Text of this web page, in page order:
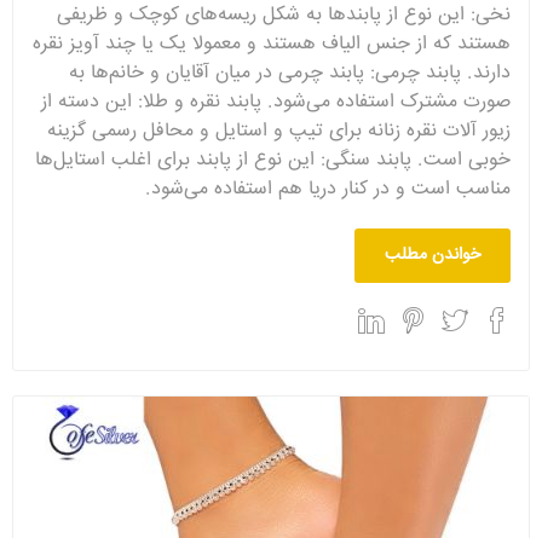
نخی: این نوع از پابندها به شکل ریسه‌های کوچک و ظریفی
هستند که از جنس الیاف هستند و معمولا یک یا چند آویز نقره
دارند. پابند چرمی: پابند چرمی در میان آقایان و خانم‌ها به
صورت مشترک استفاده می‌شود. پابند نقره و طلا: این دسته از
زیور آلات نقره زنانه برای تیپ و استایل و محافل رسمی گزینه
خوبی است. پابند سنگی: این نوع از پابند برای اغلب استایل‌ها
مناسب است و در کنار دریا هم استفاده می‌شود.
خواندن مطلب